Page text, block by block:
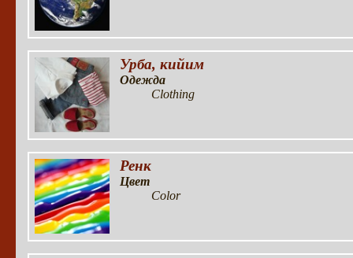
Урба, кийим
Одежда
Clothing
Ренк
Цвет
Color